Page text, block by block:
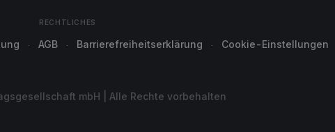
RECHTLICHES
AGB Barrierefreiheitserklärung Cookie-Einstellungen
mbH | Alle Rechte vorbehalten